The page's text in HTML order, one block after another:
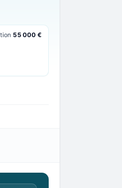
55 000 €